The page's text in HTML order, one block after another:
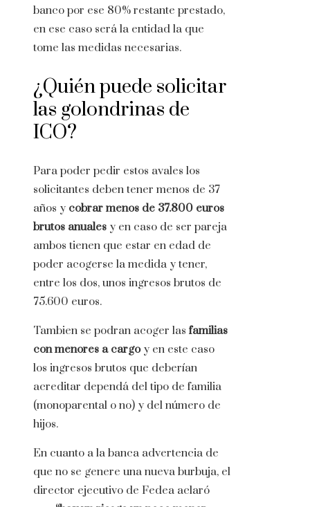
banco por ese 80% restante prestado,
en ese caso será la entidad la que
tome las medidas necesarias.
¿Quién puede solicitar
las golondrinas de
ICO?
Para poder pedir estos avales los
solicitantes deben tener menos de 37
años y cobrar menos de 37.800 euros
brutos anuales y en caso de ser pareja
ambos tienen que estar en edad de
poder acogerse la medida y tener,
entre los dos, unos ingresos brutos de
75.600 euros.
Tambien se podran acoger las familias
con menores a cargoy en este caso
los ingresos brutos que deberían
acreditar dependá del tipo de familia
(monoparental o no) y del número de
hijos.
En cuanto a la banca advertencia de
que no se genere una nueva burbuja, el
director ejecutivo de Fedea aclaró